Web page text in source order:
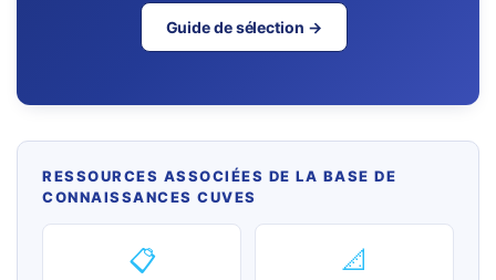
Guide de sélection →
RESSOURCES ASSOCIÉES DE LA BASE DE
CONNAISSANCES CUVES
📋 📐